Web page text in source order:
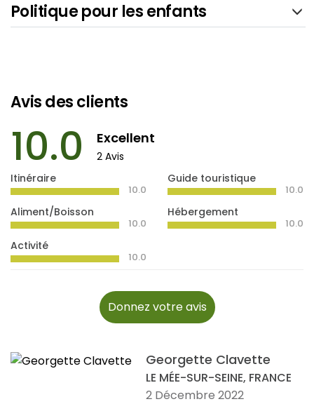
Politique pour les enfants
Avis des clients
10.0 Excellent
2 Avis
Itinéraire
10.0
Aliment/Boisson
10.0
Activité
10.0
Guide touristique
10.0
Hébergement
10.0
Donnez votre avis
Georgette Clavette
LE MÉE-SUR-SEINE, FRANCE
2 Décembre 2022